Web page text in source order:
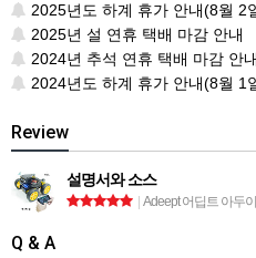
2025년도 하계 휴가 안내(8월 2
2025년 설 연휴 택배 마감 안내
2024년 추석 연휴 택배 마감 안내
2024년도 하계 휴가 안내(8월 1
Review
설명서와 소스
Adeept 어딥트 아두
Q & A